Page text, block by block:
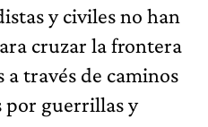
y civiles no han
cruzar la frontera
a través de caminos
por guerrillas y